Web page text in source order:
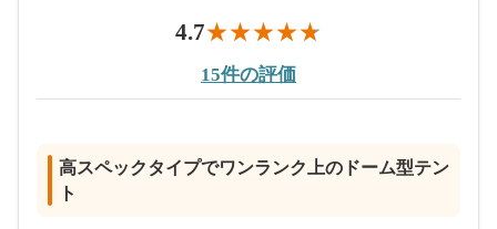
4.7
15件の評価
高スペックタイプでワンランク上のドーム型テン
ト